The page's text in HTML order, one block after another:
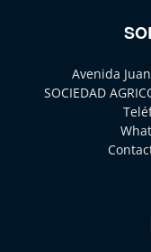
Avenida
SOCIEDAD